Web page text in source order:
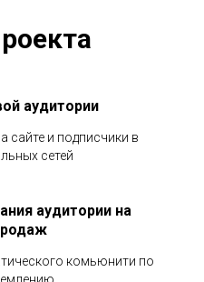
аудитории
сайте и подписчики в
сетей
аудитории на
комьюнити по